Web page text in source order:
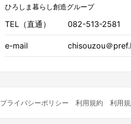
ひろしま暮らし創造グループ
TEL（直通） 082-513-2581
e-mail chisouzou＠
プライバシーポリシー 利用規約 利用